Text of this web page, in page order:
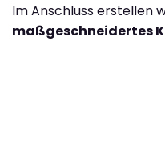
Im Anschluss erstellen
maßgeschneidertes